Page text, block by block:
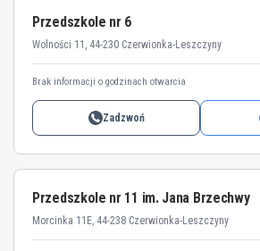
Przedszkole nr 6
Wolności 11, 44-230 Czerwionka-Leszczyny
Brak informacji o godzinach otwarcia
Zadzwoń
Przedszkole nr 11 im. Jana Brzechwy
Morcinka 11E, 44-238 Czerwionka-Leszczyny